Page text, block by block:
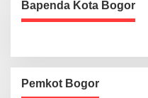
Bapenda Kota Bogor
Pemkot Bogor